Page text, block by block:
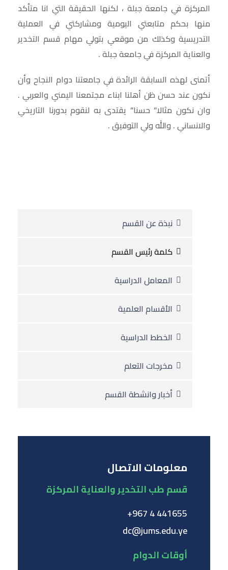
المركزة في جامعة جبلة ، لكنها الحقيقة التي انا متأكد
منها بحكم متابعتي اليومية ومشاركتي في العملية
التدريسية وكذلك من موقعي بتولي مهام قسم التخدير
والعناية المركزة في جامعة جبلة .
أتمنى لهذه السابقة الرائدة في جامعتنا دوام النجاح وأن
نكون عند حسن ظن أهلنا ابناء مجتمعنا اليمني والعربي .
وان نكون مثالا” حسنا” يقتدى به لنقوم بدورنا التاريخي
والانساني . والله ولي التوفيق .
نبذة عن القسم
كلمة رئيس القسم
المعامل الدراسية
الأقسام العلمية
الخطط الدراسية
مخرجات التعلم
أخبار وانشطة القسم
معلومات الاتصال
قسم طب التخدير والعناية المركزة
441655 4 967+
dc@jums.edu.ye
أوقات الدوام